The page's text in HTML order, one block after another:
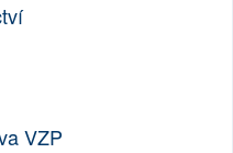
VZP